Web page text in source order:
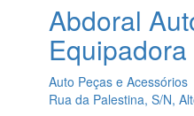
Abdoral
Equipadora
Auto Peças e Acessórios
Rua da Palestina, S/N,